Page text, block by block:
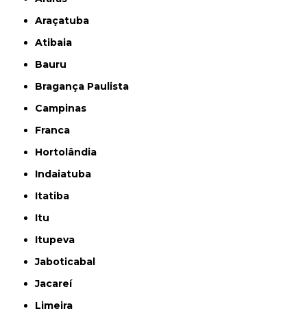
Araçatuba
Atibaia
Bauru
Bragança Paulista
Campinas
Franca
Hortolândia
Indaiatuba
Itatiba
Itu
Itupeva
Jaboticabal
Jacareí
Limeira